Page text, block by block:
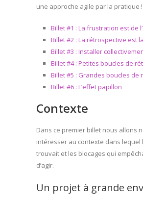
une approche agile par la pratique !
Billet #1 : La frustration est de
Billet #2 : La rétrospective est
Billet #3 : Installer
Billet #4 : Petites boucles de
Billet #5 : Grandes boucles de
Billet #6 : L’effet papillon
Contexte
Dans ce premier billet nous allons
intéresser au contexte dans lequel
trouvait et les blocages qui
d’agir.
Un projet à grande